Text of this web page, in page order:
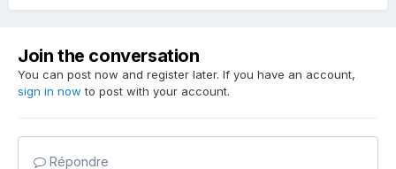
Join the conversation
You can post now and register later. If you have an account,
sign in now to post with your account.
Répondre